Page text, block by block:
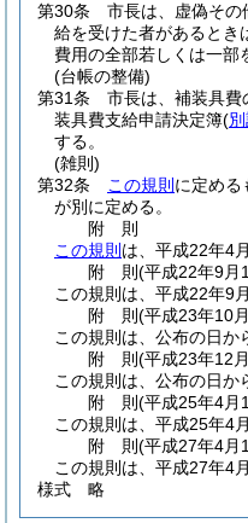
第30条
市長は、虚偽その
給を受けた者があるとき
費用の全部若しくは一部
(台帳の整備)
第31条
市長は、補装具費
装具費支給申請決定簿(
する。
(雑則)
第32条
この規則 に定める
が別に定める。
附 則
この規則 は、平成22年4
附 則(平成22年9月
この規則は、平成22年9
附 則(平成23年10
この規則は、公布の日か
附 則(平成23年12
この規則は、公布の日か
附 則(平成25年4月
この規則は、平成25年4
附 則(平成27年4月
この規則は、平成27年4
様式 略